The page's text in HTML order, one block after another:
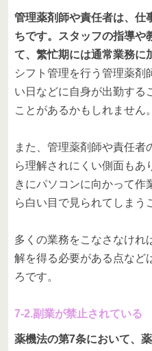
管理薬剤師や責任者は、仕
ちです。スタッフの指導や
て、繁忙期には通常業務に
シフト管理を行う管理薬剤
い日などに自身が出勤する
ことがあるかもしれません。
また、管理薬剤師や責任者
ら理解されにくい側面もあ
きにパソコンに向かって作
ら白い目で見られてしまう
多くの業務をこなさなけれ
解を得る必要がある点など
ろです。
7-2.副業が禁止されている
薬機法の第7条において、